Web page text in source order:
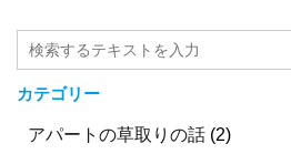
カテゴリー
アパートの草取りの話 (2)